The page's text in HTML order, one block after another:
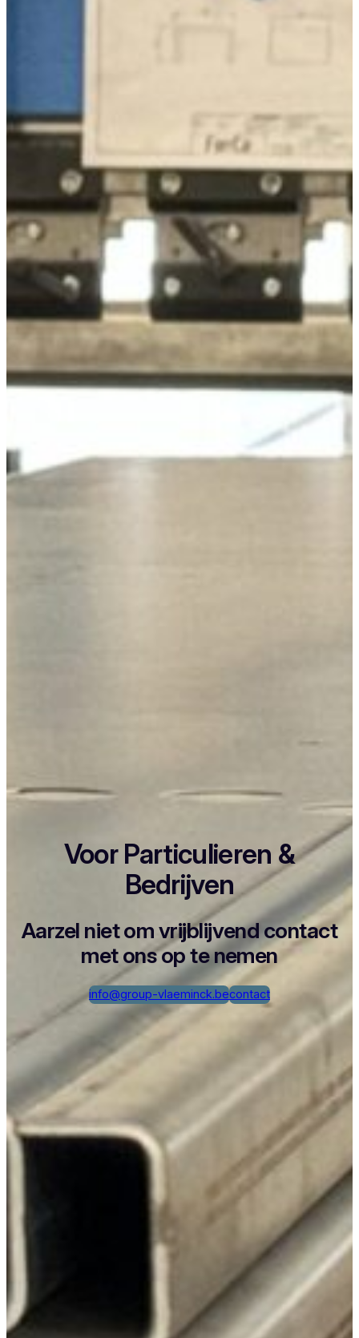
Voor Particulieren &
Bedrijven
Aarzel niet om vrijblijvend contact
met ons op te nemen
info@group-vlaeminck.becontact